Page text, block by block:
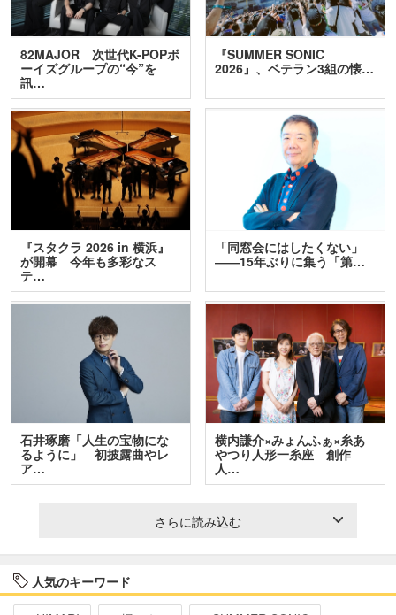
82MAJOR 次世代K-POPボ
ーイズグループの“今”を
訊…
『SUMMER SONIC
2026』、ベテラン3組の懐…
『スタクラ 2026 in 横浜』
が開幕 今年も多彩なス
テ…
「同窓会にはしたくない」
――15年ぶりに集う「第…
石井琢磨「人生の宝物にな
るように」 初披露曲やレ
ア…
横内謙介×みょんふぁ×糸あ
やつり人形一糸座 創作
人…
さらに読み込む
人気のキーワード